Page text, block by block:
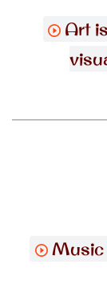
Art
Music